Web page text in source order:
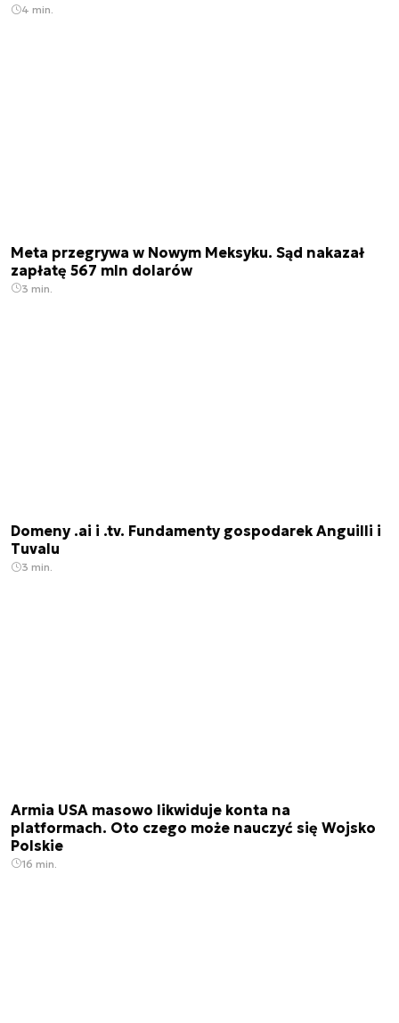
4 min.
Meta przegrywa w Nowym Meksyku. Sąd nakazał
zapłatę 567 mln dolarów
3 min.
Domeny .ai i .tv. Fundamenty gospodarek Anguilli i
Tuvalu
3 min.
Armia USA masowo likwiduje konta na
platformach. Oto czego może nauczyć się Wojsko
Polskie
16 min.